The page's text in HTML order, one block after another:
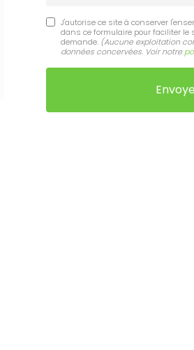
J'autorise ce site à conserver
dans ce formulaire pour faciliter le
demande. (Aucune exploitation
données concervées. Voir notre